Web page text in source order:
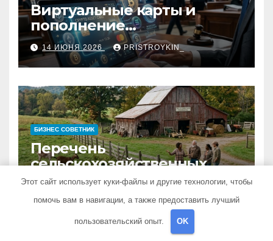
Виртуальные карты и
пополнение
стейблкоинами:
юридические требования,
риски и механизмы работы
14 ИЮНЯ 2026 PRISTROYKIN_
БИЗНЕС СОВЕТНИК
Перечень
сельскохозяйственных
животных и информация о
сельскохозяйственных
кооперативов
9 ИЮНЯ 2026 PRISTROYKIN_
Этот сайт использует куки-файлы и другие технологии, чтобы
помочь вам в навигации, а также предоставить лучший
пользовательский опыт. OK